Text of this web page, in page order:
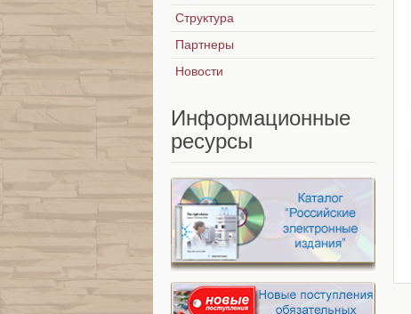
Структура
Партнеры
Новости
Информационные
ресурсы